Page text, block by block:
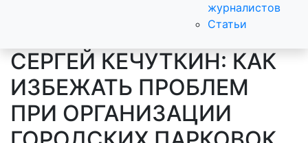
журналистов
Статьи
СЕРГЕЙ КЕЧУТКИН: КАК
ИЗБЕЖАТЬ ПРОБЛЕМ
ПРИ ОРГАНИЗАЦИИ